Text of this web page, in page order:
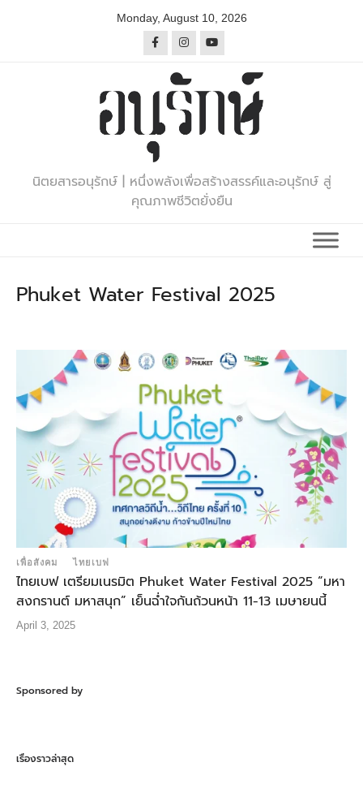
Monday, August 10, 2026
นิตยสารอนุรักษ์ | หนึ่งพลังเพื่อสร้างสรรค์และอนุรักษ์ สู่
คุณภาพชีวิตยั่งยืน
Phuket Water Festival 2025
เพื่อสังคม ไทยเบฟ
ไทยเบฟ เตรียมเนรมิต Phuket Water Festival 2025 “มหา
สงกรานต์ มหาสนุก” เย็นฉ่ำใจกันถ้วนหน้า 11-13 เมษายนนี้
April 3, 2025
Sponsored by
เรื่องราวล่าสุด